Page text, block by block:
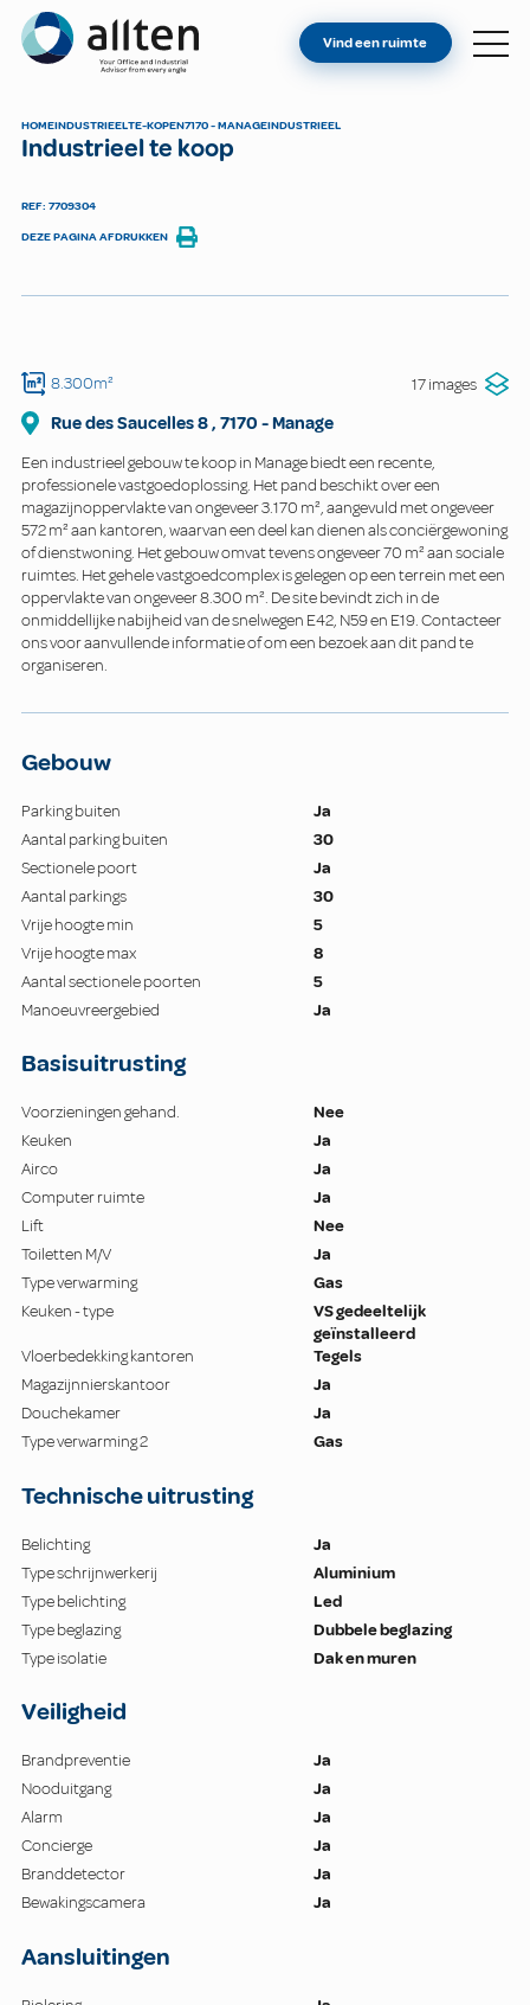
Allten
VIND EEN RUIMTE
CONTACT
Vind een ruimte
HOMEINDUSTRIEELTE-KOPEN7170 - MANAGEINDUSTRIEEL
Industrieel te koop
REF: 7709304
DEZE PAGINA AFDRUKKEN
8.300m² 17 images
Rue des Saucelles8, 7170 -Manage
Een industrieel gebouw te koop in Manage biedt een recente,
professionele vastgoedoplossing. Het pand beschikt over een
magazijnoppervlakte van ongeveer 3.170 m², aangevuld met ongeveer
572 m² aan kantoren, waarvan een deel kan dienen als conciërgewoning
of dienstwoning. Het gebouw omvat tevens ongeveer 70 m² aan sociale
ruimtes. Het gehele vastgoedcomplex is gelegen op een terrein met een
oppervlakte van ongeveer 8.300 m². De site bevindt zich in de
onmiddellijke nabijheid van de snelwegen E42, N59 en E19. Contacteer
ons voor aanvullende informatie of om een bezoek aan dit pand te
organiseren.
Gebouw
Parking buiten
Ja
Aantal parking buiten
30
Sectionele poort
Ja
Aantal parkings
30
Vrije hoogte min
5
Vrije hoogte max
8
Aantal sectionele poorten
5
Manoeuvreergebied
Ja
Basisuitrusting
Voorzieningen gehand.
Nee
Keuken
Ja
Airco
Ja
Computer ruimte
Ja
Lift
Nee
Toiletten M/V
Ja
Type verwarming
Gas
Keuken - type
VS gedeeltelijk
geïnstalleerd
Vloerbedekking kantoren
Tegels
Magazijnnierskantoor
Ja
Douchekamer
Ja
Type verwarming 2
Gas
Technische uitrusting
Belichting
Ja
Type schrijnwerkerij
Aluminium
Type belichting
Led
Type beglazing
Dubbele beglazing
Type isolatie
Dak en muren
Veiligheid
Brandpreventie
Ja
Nooduitgang
Ja
Alarm
Ja
Concierge
Ja
Branddetector
Ja
Bewakingscamera
Ja
Aansluitingen